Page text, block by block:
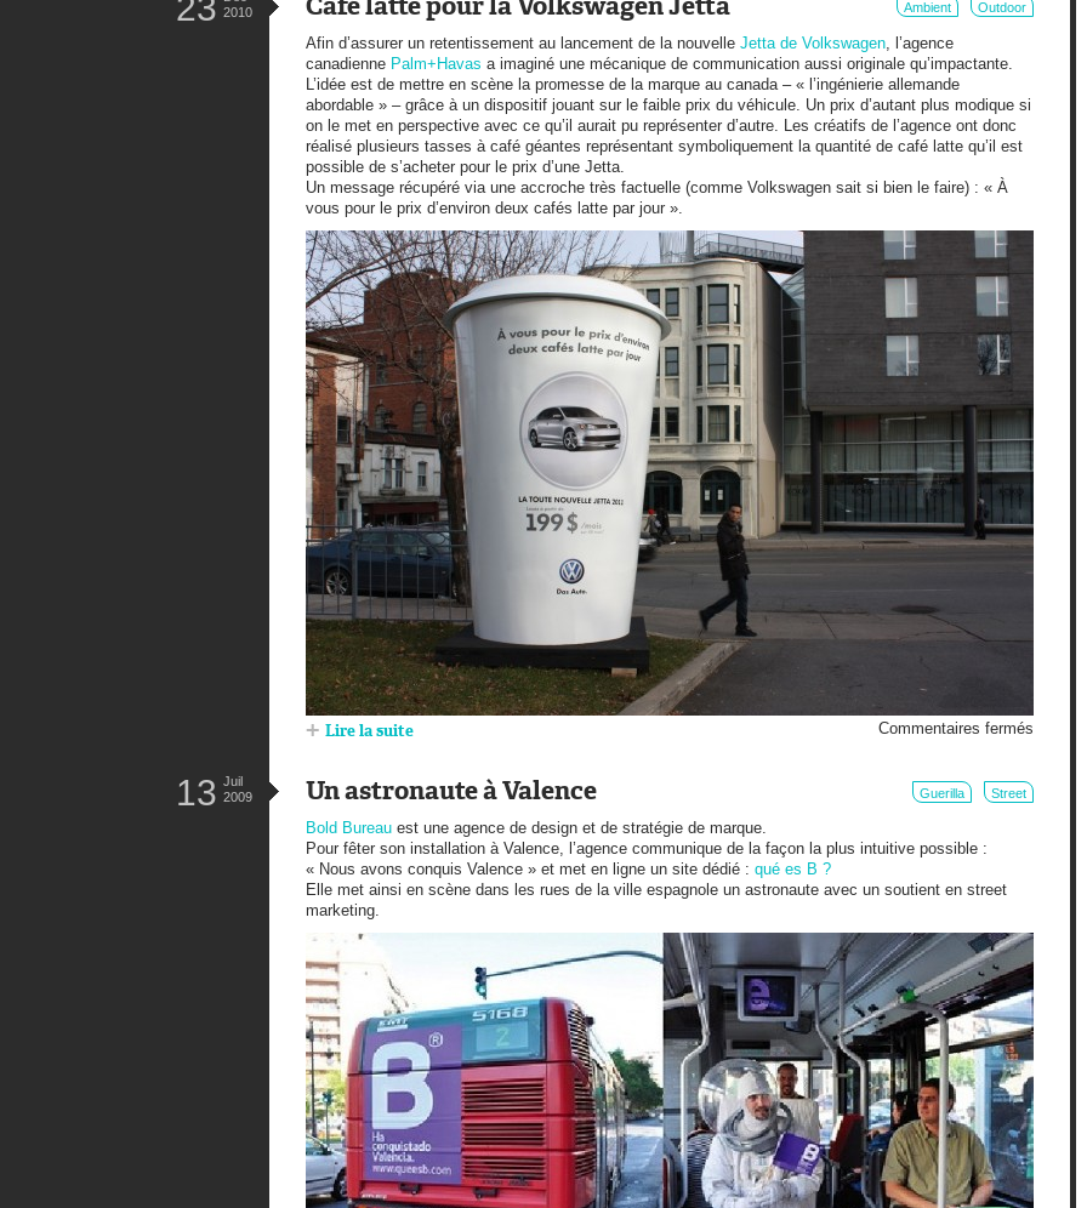
bois
Café latte pour la Volkswagen Jetta Ambient Outdoor
2010
Afin d’assurer un retentissement au lancement de la nouvelle Jetta de Volkswagen , l’agence
canadienne Palm+Havas a imaginé une mécanique de communication aussi originale qu’impactante.
L’idée est de mettre en scène la promesse de la marque au canada – « l’ingénierie allemande
abordable » – grâce à un dispositif jouant sur le faible prix du véhicule. Un prix d’autant plus modique si
on le met en perspective avec ce qu’il aurait pu représenter d’autre. Les créatifs de l’agence ont donc
réalisé plusieurs tasses à café géantes représentant symboliquement la quantité de café latte qu’il est
possible de s’acheter pour le prix d’une Jetta.
Un message récupéré via une accroche très factuelle (comme Volkswagen sait si bien le faire) : « À
vous pour le prix d’environ deux cafés latte par jour ».
Lire la suite Commentaires fermés
pour
Un astronaute à Valence Guerilla Street
13 Juil
2009
Bold Bureau est une agence de design et de stratégie de marque.
Pour fêter son installation à Valence, l’agence communique de la façon la plus intuitive possible :
« Nous avons conquis Valence » et met en ligne un site dédié : qué es B ?
Elle met ainsi en scène dans les rues de la ville espagnole un astronaute avec un soutient en street
marketing.